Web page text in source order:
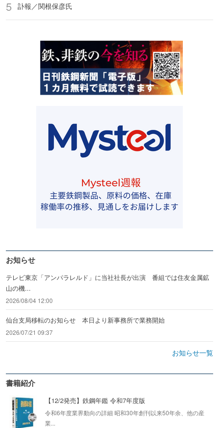
訃報／関根保彦氏
お知らせ
テレビ東京「アンパラレルド」に当社社長が出演 番組では住友金属鉱
山の機...
2026/08/04 12:00
仙台支局移転のお知らせ 本日より新事務所で業務開始
2026/07/21 09:37
お知らせ一覧
書籍紹介
【12/2発売】鉄鋼年鑑 令和7年度版
令和6年度業界動向の詳細 昭和30年創刊以来50年余、他の産
業...